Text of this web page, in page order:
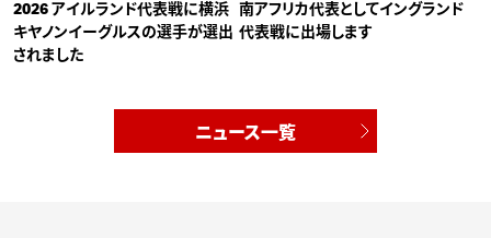
2026 アイルランド代表戦に横浜
キヤノンイーグルスの選手が選出
されました
南アフリカ代表としてイングランド
代表戦に出場します
ニュース一覧